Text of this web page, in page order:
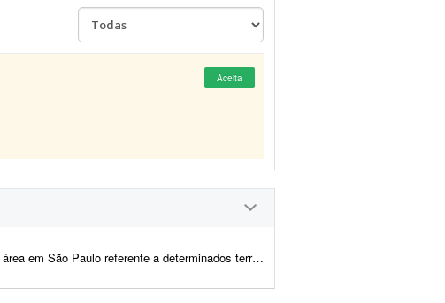
Aceita
terrenos ? são 4 lotes. Tenho informações sobre os proprietá...